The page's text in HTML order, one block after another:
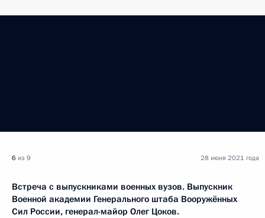
6 из 9
Встреча с выпускниками военных вузов. Выпускник
Военной академии Генерального штаба Вооружённых
Сил России, генерал-майор Олег Цоков.
28 июня 2021 года